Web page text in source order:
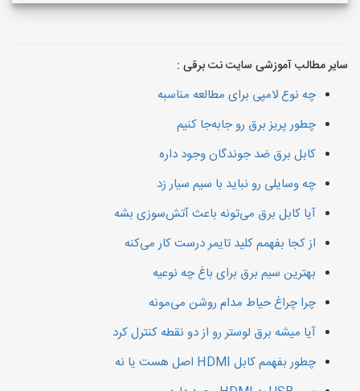
سایر مطالب آموزشی سایت نت برقی :
چه نوع لامپی برای مطالعه مناسبه
چطور پریز برق رو جابه‌جا کنیم
کابل برق ضد جوندگان وجود داره
چه وسایلی رو نباید با سیم سیار زد
آیا کابل برق می‌تونه باعث آتش‌سوزی بشه
از کجا بفهمم کلید تایمر درست کار می‌کنه
بهترین سیم برق برای باغ چه نوعیه
چرا چراغ حیاط مدام روشن می‌مونه
آیا میشه برق لوستر رو از دو نقطه کنترل کرد
چطور بفهمم کابل HDMI اصل هست یا نه